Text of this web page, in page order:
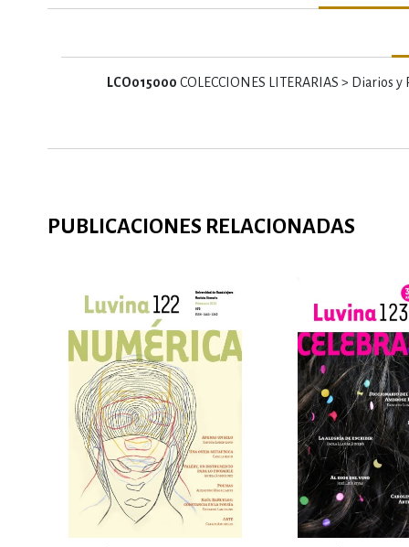
LCO015000 COLECCIONES LITERARIAS > Diarios y
PUBLICACIONES RELACIONADAS